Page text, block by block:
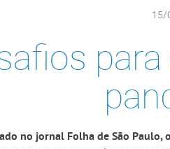
15/
no jornal Folha de São Paulo,